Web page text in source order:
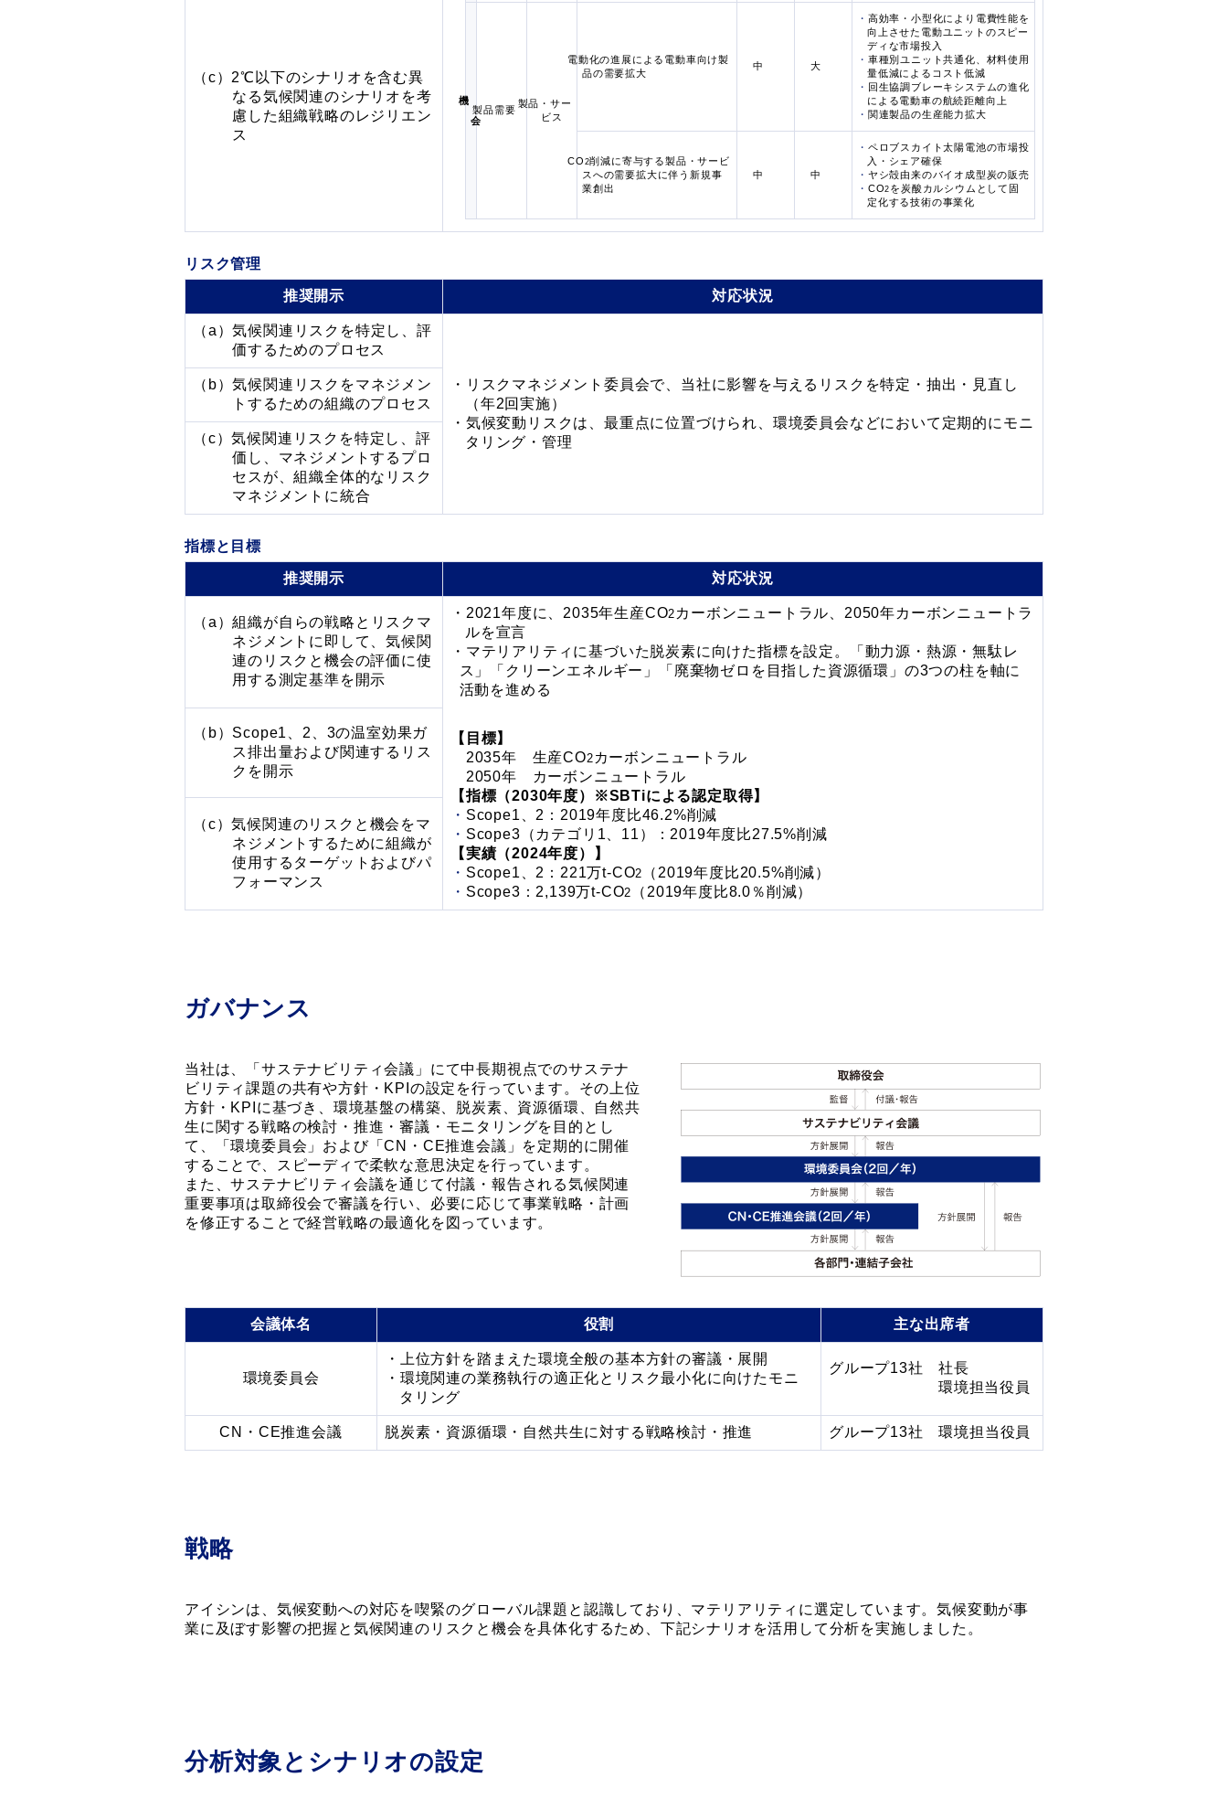
機
会
製品需要
製品・サー
ビス
電動化の進展による電動車向け製
品の需要拡大
中 大
高効率・小型化により電費性能を
向上させた電動ユニットのスピー
ディな市場投入
車種別ユニット共通化、材料使用
量低減によるコスト低減
回生協調ブレーキシステムの進化
による電動車の航続距離向上
関連製品の生産能力拡大
CO 2削減に寄与する製品・サービ
スへの需要拡大に伴う新規事
業創出
中 中
ペロブスカイト太陽電池の市場投
入・シェア確保
ヤシ殻由来のバイオ成型炭の販売
CO2 を炭酸カルシウムとして固
定化する技術の事業化
（c）2℃以下のシナリオを含む異
なる気候関連のシナリオを考
慮した組織戦略のレジリエン
ス
リスク管理
推奨開示 対応状況
（a）気候関連リスクを特定し、評
価するためのプロセス
リスクマネジメント委員会で、当社に影響を与えるリスクを特定・抽出・見直し
（年2回実施）
気候変動リスクは、最重点に位置づけられ、環境委員会などにおいて定期的にモニ
タリング・管理
（b）気候関連リスクをマネジメン
トするための組織のプロセス
（c）気候関連リスクを特定し、評
価し、マネジメントするプロ
セスが、組織全体的なリスク
マネジメントに統合
指標と目標
推奨開示 対応状況
（a）組織が自らの戦略とリスクマ
ネジメントに即して、気候関
連のリスクと機会の評価に使
用する測定基準を開示
2021年度に、2035年生産CO2 カーボンニュートラル、2050年カーボンニュートラ
ルを宣言
マテリアリティに基づいた脱炭素に向けた指標を設定。「動力源・熱源・無駄レ
ス」「クリーンエネルギー」「廃棄物ゼロを目指した資源循環」の3つの柱を軸に
活動を進める
【目標】
2035年 生産CO2 カーボンニュートラル
2050年 カーボンニュートラル
【指標（2030年度）※SBTiによる認定取得】
Scope1、2：2019年度比46.2%削減
Scope3（カテゴリ1、11）：2019年度比27.5%削減
【実績（2024年度）】
Scope1、2：221万t-CO2
（2019年度比20.5%削減）
Scope3：2,139万t-CO2 （2019年度比8.0％削減）
（b） Scope1、2、3の温室効果ガ
ス排出量および関連するリス
クを開示
（c）気候関連のリスクと機会をマ
ネジメントするために組織が
使用するターゲットおよびパ
フォーマンス
ガバナンス
当社は、「サステナビリティ会議」にて中長期視点でのサステナ
ビリティ課題の共有や方針・KPIの設定を行っています。その上位
方針・KPIに基づき、環境基盤の構築、脱炭素、資源循環、自然共
生に関する戦略の検討・推進・審議・モニタリングを目的とし
て、「環境委員会」および「CN・CE推進会議」を定期的に開催
することで、スピーディで柔軟な意思決定を行っています。
また、サステナビリティ会議を通じて付議・報告される気候関連
重要事項は取締役会で審議を行い、必要に応じて事業戦略・計画
を修正することで経営戦略の最適化を図っています。
会議体名 役割 主な出席者
環境委員会
上位方針を踏まえた環境全般の基本方針の審議・展開
環境関連の業務執行の適正化とリスク最小化に向けたモニ
タリング
グループ13社 社長
環境担当役員
CN・CE推進会議 脱炭素・資源循環・自然共生に対する戦略検討・推進 グループ13社 環境担当役員
戦略
アイシンは、気候変動への対応を喫緊のグローバル課題と認識しており、マテリアリティに選定しています。気候変動が事
業に及ぼす影響の把握と気候関連のリスクと機会を具体化するため、下記シナリオを活用して分析を実施しました。
分析対象とシナリオの設定